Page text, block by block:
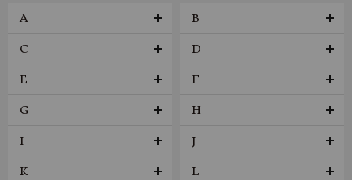
A B
C D
E F
G H
I J
K L